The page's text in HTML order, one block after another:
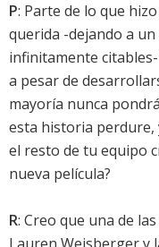
P: Parte de lo que
querida -dejando a
infinitamente
a pesar de
mayoría nunca
esta historia perdure,
el resto de tu equipo
nueva película?
R: Creo que una de